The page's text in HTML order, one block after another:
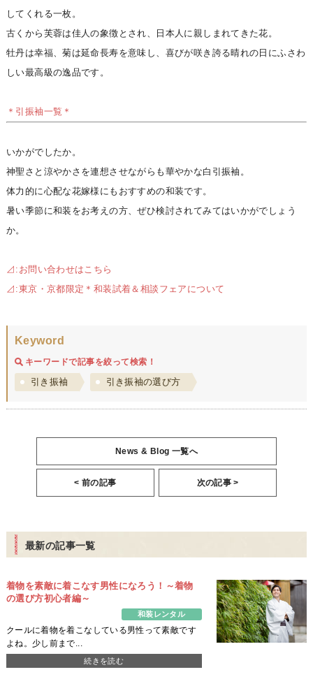
してくれる一枚。
古くから芙蓉は佳人の象徴とされ、日本人に親しまれてきた花。
牡丹は幸福、菊は延命長寿を意味し、喜びが咲き誇る晴れの日にふさわ
しい最高級の逸品です。
＊引振袖一覧＊
いかがでしたか。
神聖さと涼やかさを連想させながらも華やかな白引振袖。
体力的に心配な花嫁様にもおすすめの和装です。
暑い季節に和装をお考えの方、ぜひ検討されてみてはいかがでしょう
か。
⊿:お問い合わせはこちら
⊿:東京・京都限定＊和装試着＆相談フェアについて
Keyword
キーワードで記事を絞って検索！
引き振袖 引き振袖の選び方
News & Blog 一覧へ
< 前の記事 次の記事 >
最新の記事一覧
着物を素敵に着こなす男性になろう！～着物
の選び方初心者編～
和装レンタル
クールに着物を着こなしている男性って素敵です
よね。少し前まで...
続きを読む